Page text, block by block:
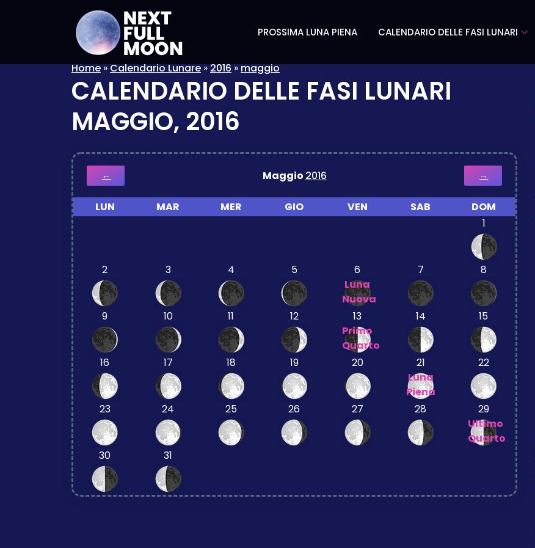
PROSSIMA LUNA PIENA CALENDARIO DELLE FASI LUNARI
Home»Calendario Lunare»2016»maggio
CALENDARIO DELLE FASI LUNARI
MAGGIO, 2016
← Maggio 2016 →
LUN MAR MER GIO VEN SAB
DOM
1
2 3 4 5
6
Luna
Nuova
7 8
9 10 11 12
13
Primo
Quarto
14 15
16 17 18 19 20
21
Luna
Piena
22
23 24 25 26 27 28
29
Ultimo
Quarto
30
31